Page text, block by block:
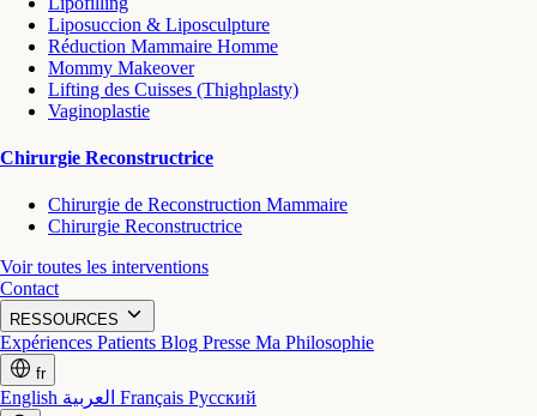
Liposuccion & Liposculpture
Réduction Mammaire Homme
Mommy Makeover
Lifting des Cuisses (Thighplasty)
Vaginoplastie
Chirurgie Reconstructrice
Chirurgie de Reconstruction Mammaire
Chirurgie Reconstructrice
Voir toutes les interventions
Contact
RESSOURCES
Expériences Patients Blog Presse Ma Philosophie
fr
English Français Русский